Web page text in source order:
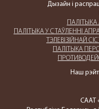
СААТ
ПАЛIТЫКА
ПАЛIТЫКА У СТАЎЛЕННІ
ТЭЛЕВІЗІЙНАЙ
ПАЛIТЫКА
Наш
Дызайн і